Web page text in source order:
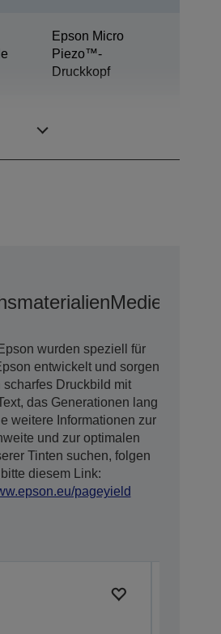
Epson Micro
Piezo™-
Druckkopf
Medien
wurden speziell für
entwickelt und sorgen
scharfes Druckbild mit
das Generationen lang
weitere Informationen zur
und zur optimalen
Tinten suchen, folgen
diesem Link:
pageyield